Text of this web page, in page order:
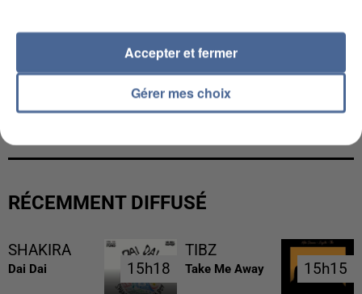
LES FRANÇAIS, FANS DE LA FLEMME
RÉCEMMENT DIFFUSÉ
SHAKIRA
Dai Dai 15h18
15h18
TIBZ
Take Me Away 15h15
15h15
Gérer mes choix
Accepter et fermer